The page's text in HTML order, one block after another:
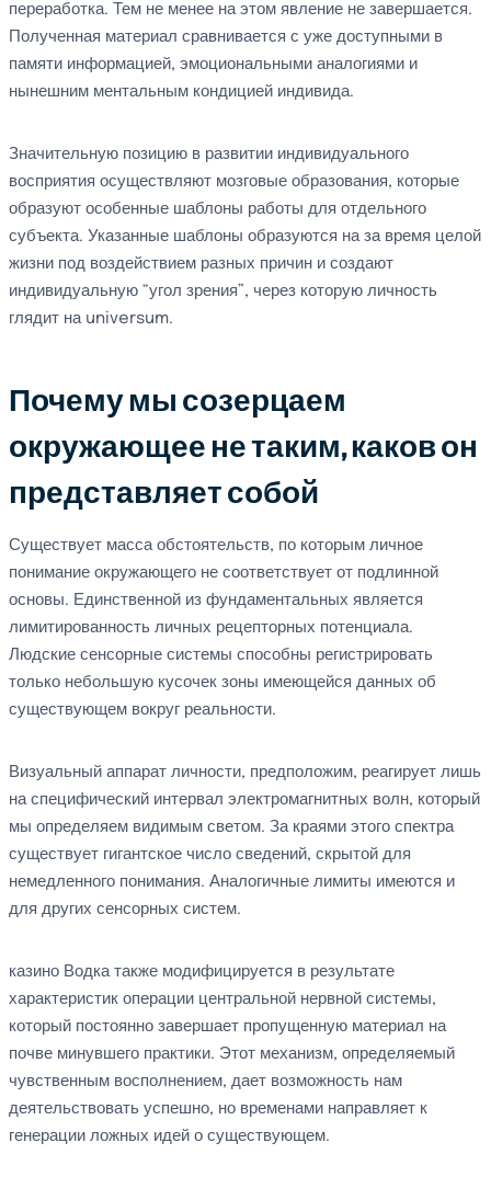
переработка. Тем не менее на этом явление не завершается.
Полученная материал сравнивается с уже доступными в
памяти информацией, эмоциональными аналогиями и
нынешним ментальным кондицией индивида.
Значительную позицию в развитии индивидуального
восприятия осуществляют мозговые образования, которые
образуют особенные шаблоны работы для отдельного
субъекта. Указанные шаблоны образуются на за время целой
жизни под воздействием разных причин и создают
индивидуальную “угол зрения”, через которую личность
глядит на universum.
Почему мы созерцаем
окружающее не таким, каков он
представляет собой
Существует масса обстоятельств, по которым личное
понимание окружающего не соответствует от подлинной
основы. Единственной из фундаментальных является
лимитированность личных рецепторных потенциала.
Людские сенсорные системы способны регистрировать
только небольшую кусочек зоны имеющейся данных об
существующем вокруг реальности.
Визуальный аппарат личности, предположим, реагирует лишь
на специфический интервал электромагнитных волн, который
мы определяем видимым светом. За краями этого спектра
существует гигантское число сведений, скрытой для
немедленного понимания. Аналогичные лимиты имеются и
для других сенсорных систем.
казино Водка также модифицируется в результате
характеристик операции центральной нервной системы,
который постоянно завершает пропущенную материал на
почве минувшего практики. Этот механизм, определяемый
чувственным восполнением, дает возможность нам
деятельствовать успешно, но временами направляет к
генерации ложных идей о существующем.